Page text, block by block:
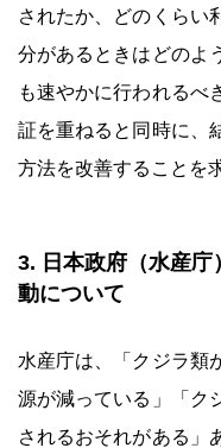
されたか、どのくらい
分があるときはどのよ
も速やかに行われるべ
証を重ねると同時に、
方法を改善することを
3. 日本政府（水産
動について
水産庁は、「クジラ類
源が減っている」「ク
されるおそれがある」